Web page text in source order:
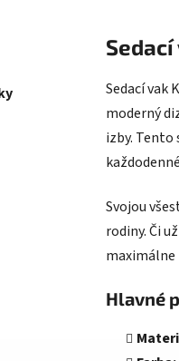
Sedací
Sedací vak
moderný
izby. Tento
Svojou
rodiny. Či
maximálne
Hlavné